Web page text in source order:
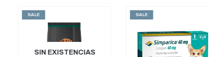
SALE
SIN EXISTENCIAS
SALE